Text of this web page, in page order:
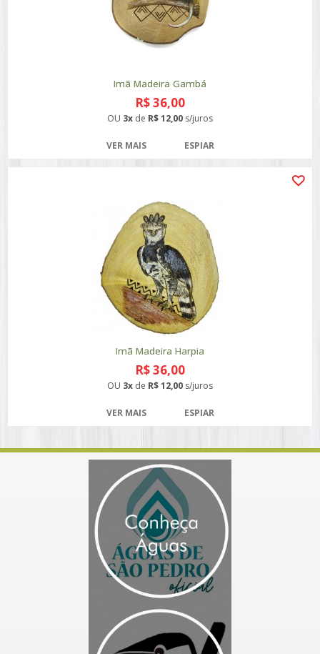
Imã Madeira Gambá
R$ 36,00
OU 3x de R$ 12,00 s/juros
VER MAIS ESPIAR
Imã Madeira Harpia
R$ 36,00
OU 3x de R$ 12,00 s/juros
VER MAIS ESPIAR